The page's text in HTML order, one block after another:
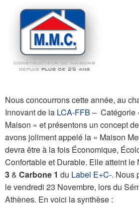
Nous concourrons cette année, au
Innovant de la LCA-FFB – Catégorie
Maison » et présentons un concept
avons joliment appelé la « Maison
devra être à la fois Économique,
Confortable et Durable. Elle atteint le
3& Carbone 1 du Label E+C-. Nous
le vendredi 23 Novembre, lors du
Athènes. En voici la synthèse :